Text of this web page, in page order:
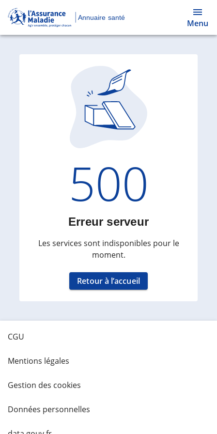
Annuaire santé
Menu
Code
500
Erreur serveur
Les services sont indisponibles pour le
moment.
Retour à l’accueil
CGU
Mentions légales
Gestion des cookies
Données personnelles